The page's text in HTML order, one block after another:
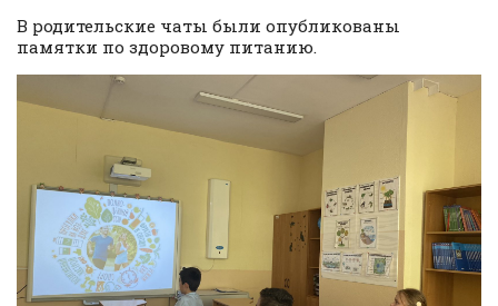
В родительские чаты были опубликованы
памятки по здоровому питанию.